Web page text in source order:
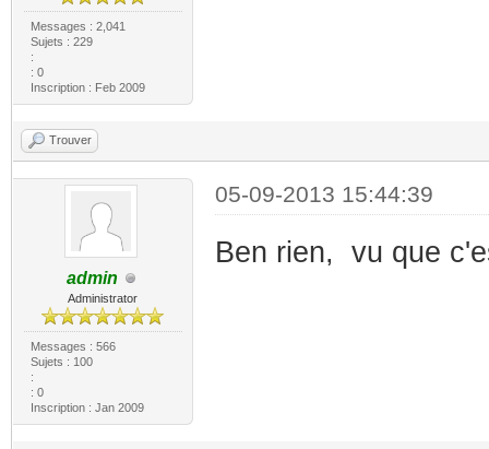
Messages : 2,041
Sujets : 229
:
: 0
Inscription : Feb 2009
Trouver
admin
Administrator
Messages : 566
Sujets : 100
:
: 0
Inscription : Jan 2009
05-09-2013 15:44:39
Ben rien, vu que